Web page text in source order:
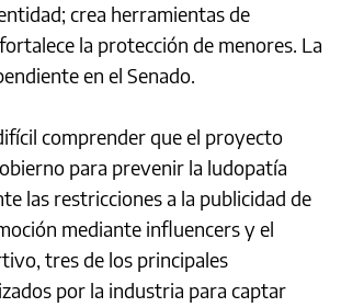
crea herramientas de
la protección de menores. La
en el Senado.
comprender que el proyecto
para prevenir la ludopatía
las restricciones a la publicidad de
mediante influencers y el
tres de los principales
por la industria para captar